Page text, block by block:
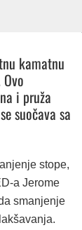
kamatnu
i pruža
suočava sa
stope,
a Jerome
smanjenje